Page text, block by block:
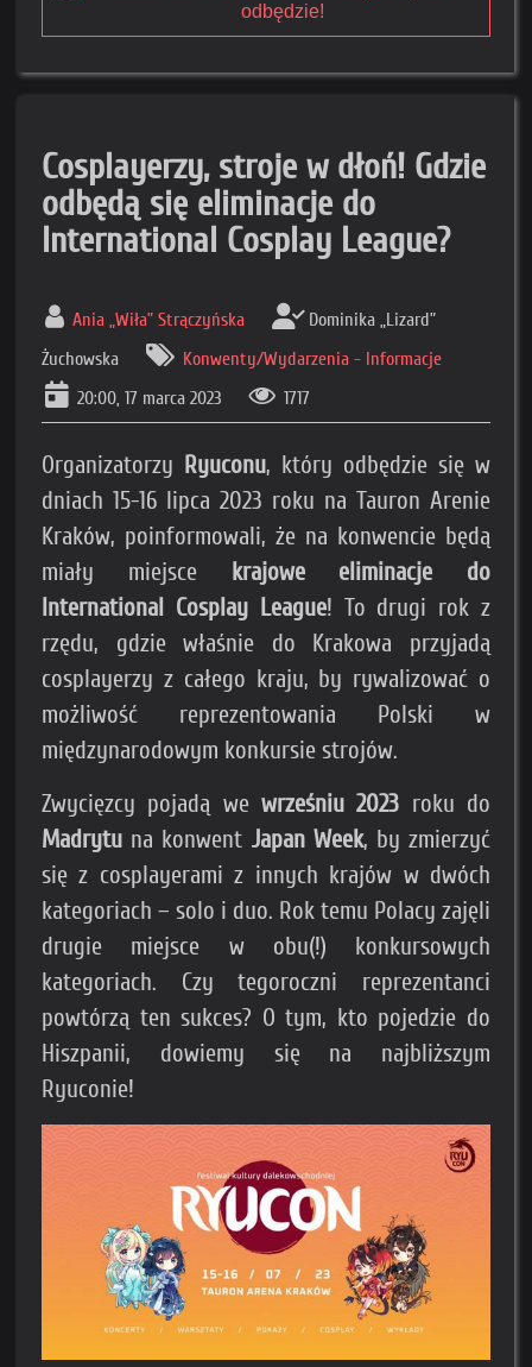
odbędzie!
Cosplayerzy, stroje w dłoń! Gdzie
odbędą się eliminacje do
International Cosplay League?
Ania „Wiła” Strączyńska
Dominika „Lizard”
Żuchowska
Konwenty/Wydarzenia - Informacje
20:00, 17 marca 2023
1717
Organizatorzy Ryuconu, który odbędzie się w
dniach 15-16 lipca 2023 roku na Tauron Arenie
Kraków, poinformowali, że na konwencie będą
miały miejsce
krajowe eliminacje do
International Cosplay League! To drugi rok z
rzędu, gdzie właśnie do Krakowa przyjadą
cosplayerzy z całego kraju, by rywalizować o
możliwość reprezentowania Polski w
międzynarodowym konkursie strojów.
Zwycięzcy pojadą we wrześniu 2023 roku do
Madrytu na konwent Japan Week, by zmierzyć
się z cosplayerami z innych krajów w dwóch
kategoriach – solo i duo. Rok temu Polacy zajęli
drugie miejsce w obu(!) konkursowych
kategoriach. Czy tegoroczni reprezentanci
powtórzą ten sukces? O tym, kto pojedzie do
Hiszpanii, dowiemy się na najbliższym
Ryuconie!